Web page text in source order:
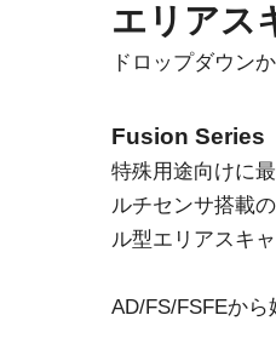
エリアス
ドロップダウン
Fusion Series
特殊用途向けに
ルチセンサ搭載
ル型エリアスキ
AD/FS/FSFEから